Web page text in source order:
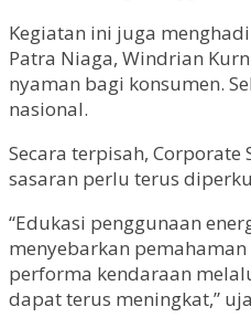
Kegiatan ini juga
Patra Niaga, Windrian
nyaman bagi konsumen.
nasional.
Secara terpisah,
sasaran perlu terus
“Edukasi penggunaan
menyebarkan
performa kendaraan
dapat terus meningkat,”